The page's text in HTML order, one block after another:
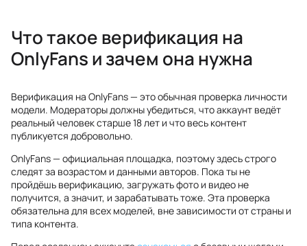
Что такое верификация на
OnlyFans и зачем она нужна
Верификация на OnlyFans — это обычная проверка личности
модели. Модераторы должны убедиться, что аккаунт ведёт
реальный человек старше 18 лет и что весь контент
публикуется добровольно.
OnlyFans — официальная площадка, поэтому здесь строго
следят за возрастом и данными авторов. Пока ты не
пройдёшь верификацию, загружать фото и видео не
получится, а значит, и зарабатывать тоже. Эта проверка
обязательна для всех моделей, вне зависимости от страны и
типа контента.